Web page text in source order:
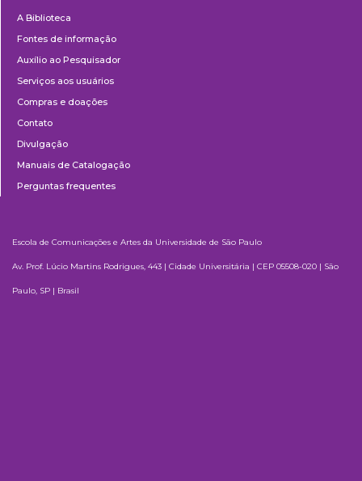
A Biblioteca
Fontes de informação
Auxílio ao Pesquisador
Serviços aos usuários
Compras e doações
Contato
Divulgação
Manuais de Catalogação
Perguntas frequentes
Escola de Comunicações e Artes da Universidade de São Paulo
Av. Prof. Lúcio Martins Rodrigues, 443 | Cidade Universitária | CEP 05508-020 | São
Paulo, SP | Brasil